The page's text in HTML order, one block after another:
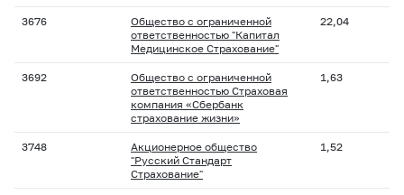
3676
Общество с ограниченной
ответственностью "Капитал
Медицинское Страхование"
22,04
3692
Общество с ограниченной
ответственностью Страховая
компания «Сбербанк
страхование жизни»
1,63
3748
Акционерное общество
"Русский Стандарт
Страхование"
1,52